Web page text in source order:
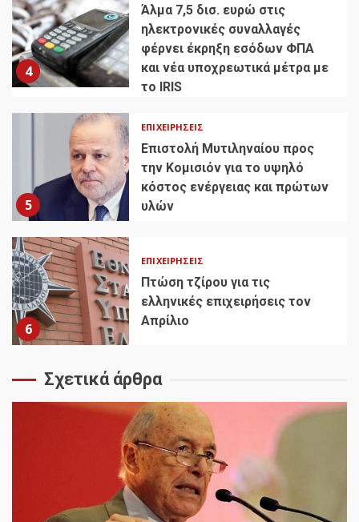
4
Άλμα 7,5 δισ. ευρώ στις
ηλεκτρονικές συναλλαγές
φέρνει έκρηξη εσόδων ΦΠΑ
και νέα υποχρεωτικά μέτρα με
το IRIS
5
ΕΠΙΧΕΙΡΉΣΕΙΣ
Επιστολή Μυτιληναίου προς
την Κομισιόν για το υψηλό
κόστος ενέργειας και πρώτων
υλών
6
ΕΠΙΧΕΙΡΉΣΕΙΣ
Πτώση τζίρου για τις
ελληνικές επιχειρήσεις τον
Απρίλιο
Σχετικά άρθρα